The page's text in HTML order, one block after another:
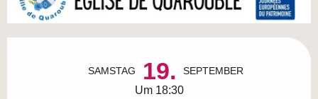
SAMSTAG 19. SEPTEMBER
Um 18:30